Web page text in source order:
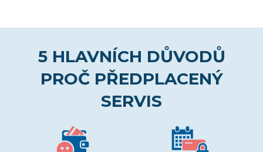
5 HLAVNÍCH DŮVODŮ
PROČ PŘEDPLACENÝ
SERVIS